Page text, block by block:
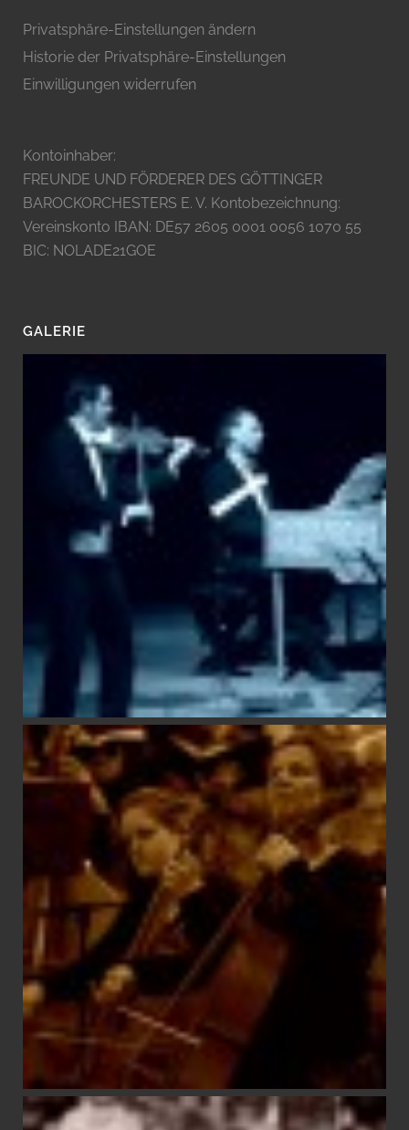
Privatsphäre-Einstellungen ändern
Historie der Privatsphäre-Einstellungen
Einwilligungen widerrufen
Kontoinhaber:
FREUNDE UND FÖRDERER DES GÖTTINGER
BAROCKORCHESTERS E. V. Kontobezeichnung:
Vereinskonto IBAN: DE57 2605 0001 0056 1070 55
BIC: NOLADE21GOE
GALERIE